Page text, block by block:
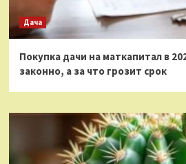
Дача
Покупка дачи на маткапитал в
законно, а за что грозит срок